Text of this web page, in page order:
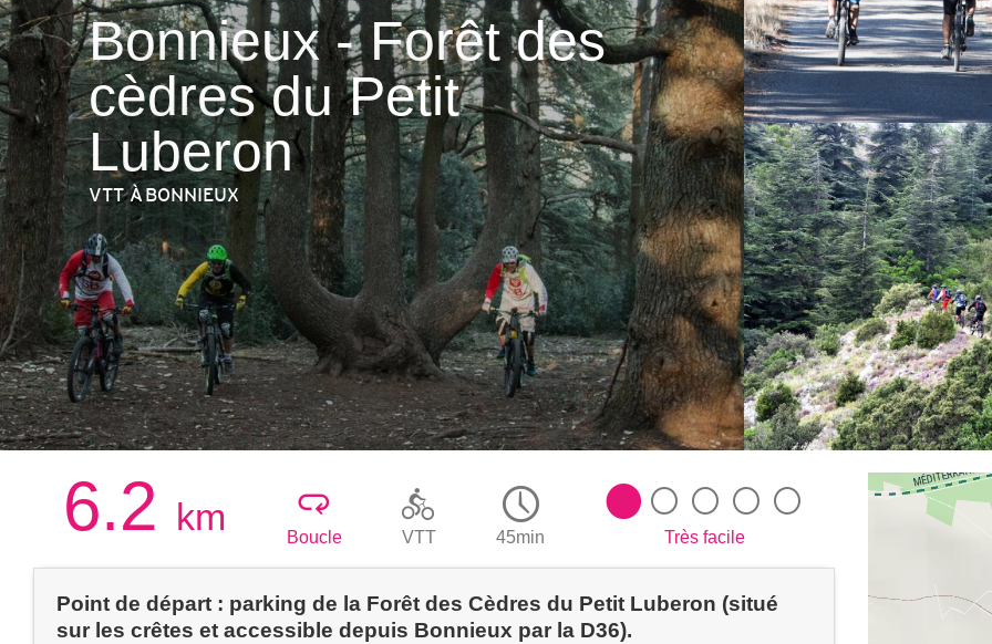
Bonnieux - Forêt des
cèdres du Petit
Luberon
VTTÀ BONNIEUX
6.2 km Boucle VTT 45min Très facile
Point de départ : parking de la Forêt des Cèdres du Petit Luberon (situé
sur les crêtes et accessible depuis Bonnieux par la D36).